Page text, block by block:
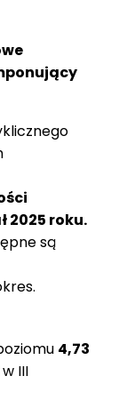
2025 roku.
są
4,73
w III